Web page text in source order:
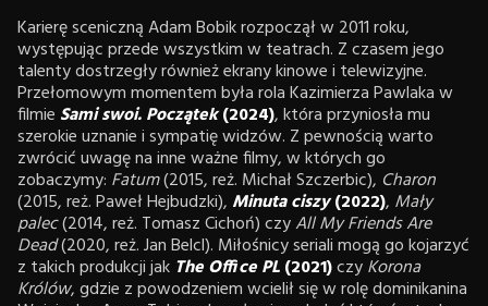
Karierę sceniczną Adam Bobik rozpoczął w 2011 roku,
występując przede wszystkim w teatrach. Z czasem jego
talenty dostrzegły również ekrany kinowe i telewizyjne.
Przełomowym momentem była rola Kazimierza Pawlaka w
filmie Sami swoi. Początek(2024), która przyniosła mu
szerokie uznanie i sympatię widzów. Z pewnością warto
zwrócić uwagę na inne ważne filmy, w których go
zobaczymy: Fatum(2015, reż. Michał Szczerbic), Charon
(2015, reż. Paweł Hejbudzki), Minuta ciszy(2022), Mały
palec(2014, reż. Tomasz Cichoń) czyAll My Friends Are
Dead(2020, reż. Jan Belcl). Miłośnicy seriali mogą go kojarzyć
z takich produkcji jak The Office PL(2021)czyKorona
Królów, gdzie z powodzeniem wcielił się w rolę dominikanina